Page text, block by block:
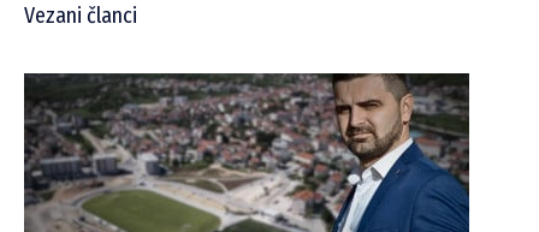
Vezani članci